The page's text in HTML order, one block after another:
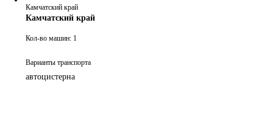
Камчатский край
Камчатский край
Кол-во машин: 1
Варианты транспорта
автоцистерна